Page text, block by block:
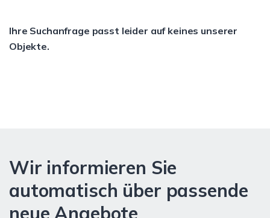
Ihre Suchanfrage passt leider auf keines unserer
Objekte.
Wir informieren Sie
automatisch über passende
neue Angebote